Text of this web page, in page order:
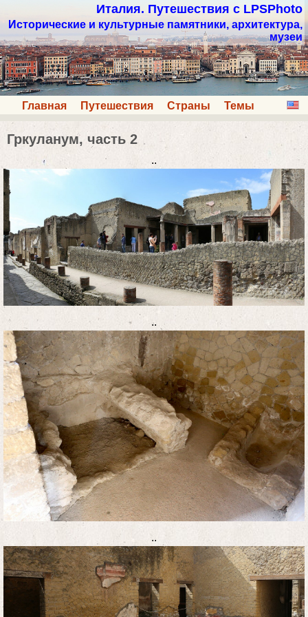
Италия. Путешествия с LPSPhoto
Исторические и культурные памятники, архитектура,
музеи
Главная Путешествия Страны Темы
Гркуланум, часть 2
..
..
..